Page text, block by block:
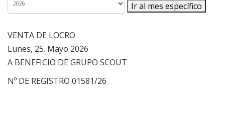
Ir al mes específico
VENTA DE LOCRO
Lunes, 25. Mayo 2026
A BENEFICIO DE GRUPO SCOUT
Nº DE REGISTRO 01581/26